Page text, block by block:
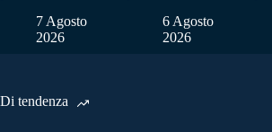
7 Agosto
2026
6 Agosto
2026
Di tendenza